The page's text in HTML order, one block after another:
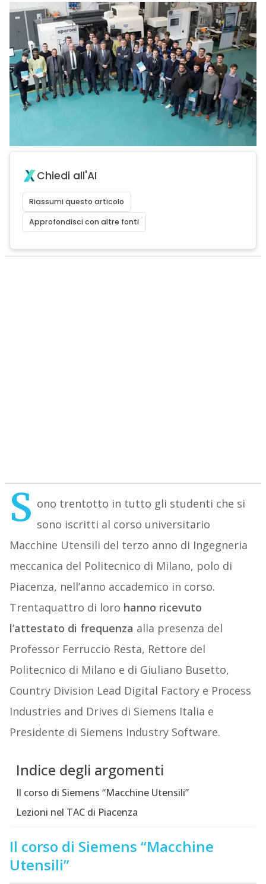
Chiedi all'AI
Riassumi questo articolo
Approfondisci con altre fonti
S ono trentotto in tutto gli studenti che si
sono iscritti al corso universitario
Macchine Utensili del terzo anno di Ingegneria
meccanica del Politecnico di Milano, polo di
Piacenza, nell’anno accademico in corso.
Trentaquattro di loro hanno ricevuto
l’attestato di frequenza alla presenza del
Professor Ferruccio Resta, Rettore del
Politecnico di Milano e di Giuliano Busetto,
Country Division Lead Digital Factory e Process
Industries and Drives di Siemens Italia e
Presidente di Siemens Industry Software.
Indice degli argomenti
Il corso di Siemens “Macchine Utensili”
Lezioni nel TAC di Piacenza
Il corso di Siemens “Macchine
Utensili”